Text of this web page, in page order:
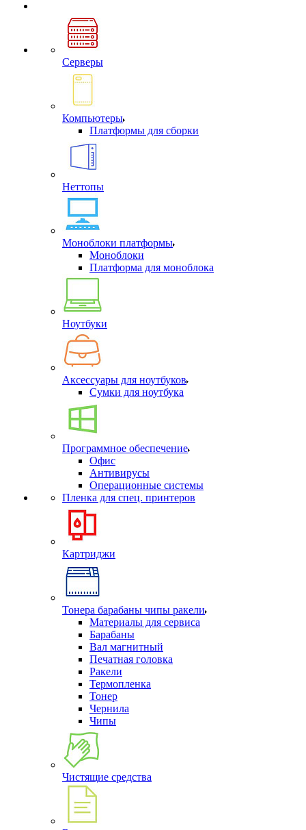
Серверы
Компьютеры
Платформы для сборки
Неттопы
Моноблоки платформы
Моноблоки
Платформа для моноблока
Ноутбуки
Аксессуары для ноутбуков
Сумки для ноутбука
Программное обеспечение
Офис
Антивирусы
Операционные системы
Пленка для спец. принтеров
Картриджи
Тонера барабаны чипы ракели
Материалы для сервиса
Барабаны
Вал магнитный
Печатная головка
Ракели
Термопленка
Тонер
Чернила
Чипы
Чистящие средства